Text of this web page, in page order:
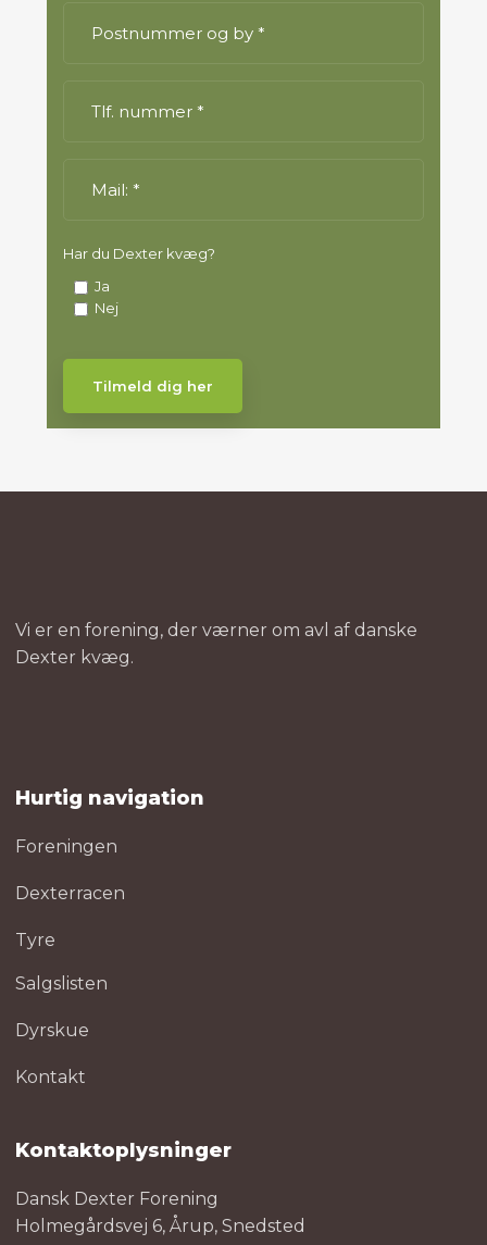
Har du Dexter kvæg?
Ja
Nej
Vi er en forening, der værner om avl af danske
Dexter kvæg.
Hurtig navigation
Foreningen
Dexterracen
Tyre
Salgslisten
Dyrskue
Kontakt
Kontaktoplysninger
Dansk Dexter Forening
Holmegårdsvej 6, Årup, Snedsted